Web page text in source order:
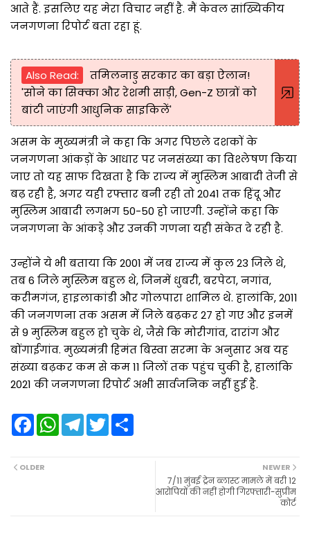
आते हैं. इसलिए यह मेरा विचार नहीं है. मैं केवल सांख्यिकीय
जनगणना रिपोर्ट बता रहा हूं.
Also Read:
तमिलनाडु सरकार का बड़ा ऐलान!
'सोने का सिक्का और रेशमी साड़ी, Gen-Z छात्रों को
बांटी जाएंगी आधुनिक साइकिलें'
असम के मुख्यमंत्री ने कहा कि अगर पिछले दशकों के
जनगणना आंकड़ों के आधार पर जनसंख्या का विश्लेषण किया
जाए तो यह साफ दिखता है कि राज्य में मुस्लिम आबादी तेजी से
बढ़ रही है, अगर यही रफ्तार बनी रही तो 2041 तक हिंदू और
मुस्लिम आबादी लगभग 50-50 हो जाएगी. उन्होंने कहा कि
जनगणना के आंकड़े और उनकी गणना यही संकेत दे रही है.
उन्होंने ये भी बताया कि 2001 में जब राज्य में कुल 23 जिले थे,
तब 6 जिले मुस्लिम बहुल थे, जिनमें धुबरी, बरपेटा, नगांव,
करीमगंज, हाइलाकांडी और गोलपारा शामिल थे. हालांकि, 2011
की जनगणना तक असम में जिले बढ़कर 27 हो गए और इनमें
से 9 मुस्लिम बहुल हो चुके थे, जैसे कि मोरीगांव, दारांग और
बोंगाईगांव. मुख्यमंत्री हिमंत बिस्वा सरमा के अनुसार अब यह
संख्या बढ़कर कम से कम 11 जिलों तक पहुंच चुकी है, हालांकि
2021 की जनगणना रिपोर्ट अभी सार्वजनिक नहीं हुई है.
F
a
b
o
W
T
e
T
w
NEWER
7/11 मुंबई ट्रेन ब्लास्ट मामले में बरी 12
आरोपियों की नहीं होगी गिरफ्तारी-सुप्रीम
कोर्ट
OLDER